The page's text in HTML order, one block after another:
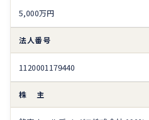
5,000万円
法人番号
1120001179440
株 主